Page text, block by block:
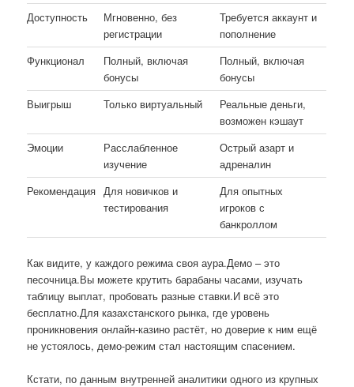
Доступность
Мгновенно, без
регистрации
Требуется аккаунт и
пополнение
Функционал
Полный, включая
бонусы
Полный, включая
бонусы
Выигрыш
Только виртуальный
Реальные деньги,
возможен кэшаут
Эмоции
Расслабленное
изучение
Острый азарт и
адреналин
Рекомендация Для новичков и
тестирования
Для опытных
игроков с
банкроллом
Как видите, у каждого режима своя аура.Демо – это
песочница.Вы можете крутить барабаны часами, изучать
таблицу выплат, пробовать разные ставки.И всё это
бесплатно.Для казахстанского рынка, где уровень
проникновения онлайн-казино растёт, но доверие к ним ещё
не устоялось, демо-режим стал настоящим спасением.
Кстати, по данным внутренней аналитики одного из крупных